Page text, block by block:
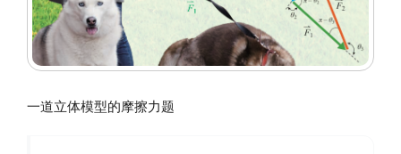
一道立体模型的摩擦力题